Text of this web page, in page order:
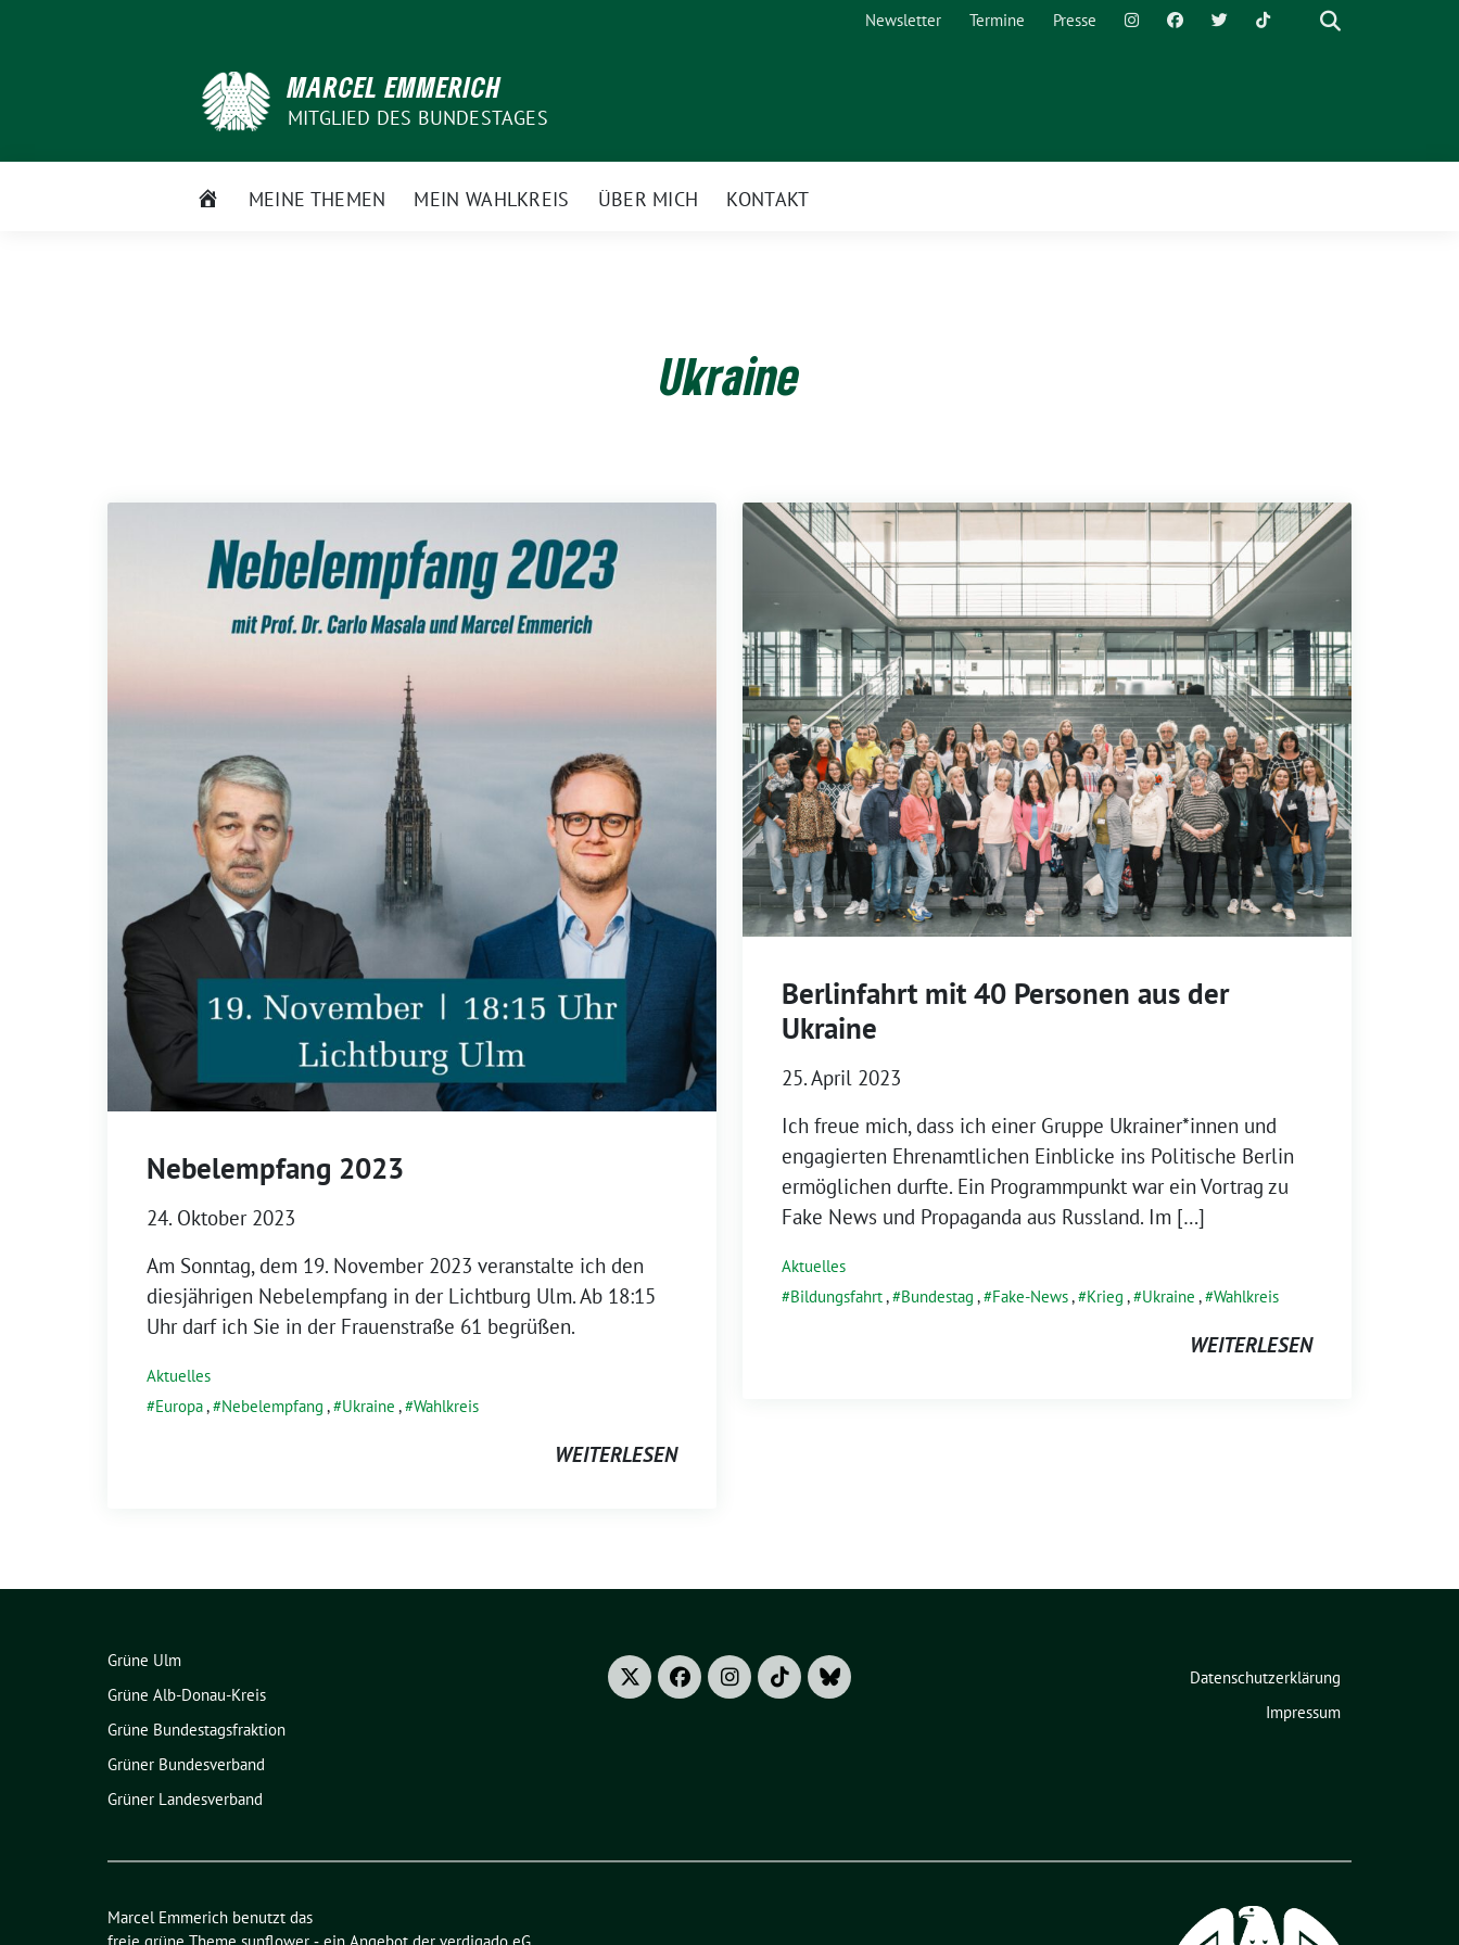
Newsletter Termine Presse
MARCEL EMMERICH
MITGLIED DES BUNDESTAGES
STARTSEITE
MEINE THEMEN MEIN WAHLKREIS ÜBER MICH KONTAKT
Ukraine
Nebelempfang 2023
24. Oktober 2023
Am Sonntag, dem 19. November 2023 veranstalte ich den
diesjährigen Nebelempfang in der Lichtburg Ulm. Ab 18:15
Uhr darf ich Sie in der Frauenstraße 61 begrüßen.
Aktuelles
Europa, Nebelempfang , Ukraine , Wahlkreis
WEITERLESEN
Berlinfahrt mit 40 Personen aus der
Ukraine
25. April 2023
Ich freue mich, dass ich einer Gruppe Ukrainer*innen und
engagierten Ehrenamtlichen Einblicke ins Politische Berlin
ermöglichen durfte. Ein Programmpunkt war ein Vortrag zu
Fake News und Propaganda aus Russland. Im […]
Aktuelles
Bildungsfahrt, Bundestag , Fake-News, Krieg , Ukraine , Wahlkreis
WEITERLESEN
Grüne Ulm
Grüne Alb-Donau-Kreis
Grüne Bundestagsfraktion
Grüner Bundesverband
Grüner Landesverband
Datenschutzerklärung
Impressum
Marcel Emmerich benutzt das